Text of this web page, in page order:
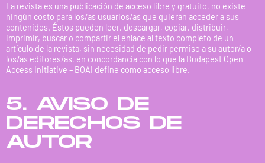
La revista es una publicación de acceso libre y gratuito, no existe
ningún costo para los/as usuarios/as que quieran acceder a sus
contenidos. Éstos pueden leer, descargar, copiar, distribuir,
imprimir, buscar o compartir el enlace al texto completo de un
artículo de la revista, sin necesidad de pedir permiso a su autor/a o
los/as editores/as, en concordancia con lo que la Budapest Open
Access Initiative – BOAI define como acceso libre.
5. AVISO DE
DERECHOS DE
AUTOR